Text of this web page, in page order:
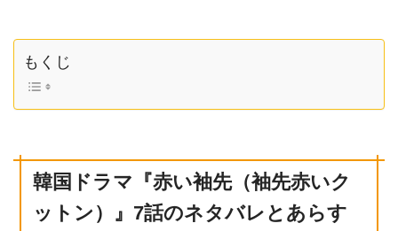
もくじ
韓国ドラマ 『赤い袖先（袖先赤いク
ットン） 』7話のネタバレとあらす